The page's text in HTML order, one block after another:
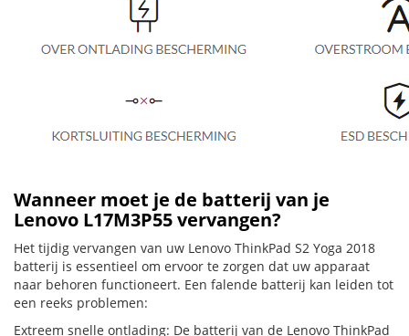
Wanneer moet je de batterij van je
Lenovo L17M3P55 vervangen?
Het tijdig vervangen van uw Lenovo ThinkPad S2 Yoga 2018
batterij is essentieel om ervoor te zorgen dat uw apparaat
naar behoren functioneert. Een falende batterij kan leiden tot
een reeks problemen:
Extreem snelle ontlading: De batterij van de Lenovo ThinkPad